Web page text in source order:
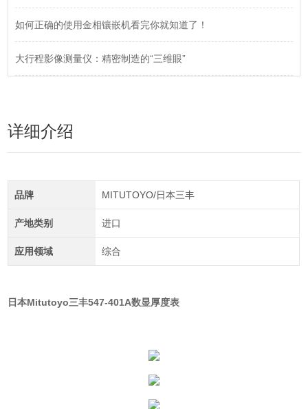
如何正确的使用金相镶嵌机看完你就知道了！
大行程影像测量仪：精密制造的“三维眼”
详细介绍
品牌 MITUTOYO/日本三丰
产地类别 进口
应用领域 综合
日本Mitutoyo三丰547-401A数显厚度表